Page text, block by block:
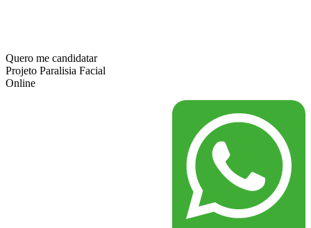
Quero me candidatar
Projeto Paralisia Facial
Online